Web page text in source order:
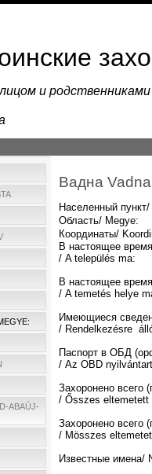
и
ABAÚJ-
Вадна Vadna
Населенный
Область/ Megye:
Координаты/
В настоящее
/ A település ma:
В настоящее
/ A temetés helye
Имеющиеся
/ Rendelkezésre
Паспорт в ОБД
/ Az OBD
Захоронено всего
/ Ősszes eltemetett
Захоронено всего
/ Мösszes
Известные имена/